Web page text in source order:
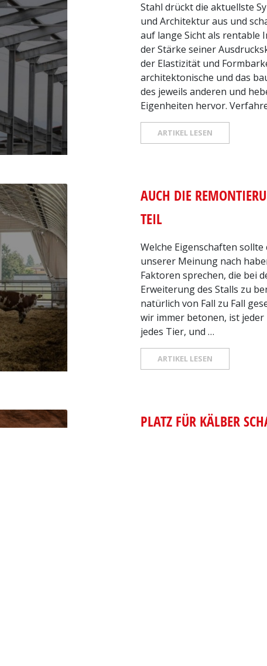
Stahl drückt die aktuellste
und Architektur aus und
auf lange Sicht als rentable
der Stärke seiner
der Elastizität und
architektonische und das
des jeweils anderen und
Eigenheiten hervor.
ARTIKEL LESEN
AUCH DIE
TEIL
Welche Eigenschaften
unserer Meinung nach
Faktoren sprechen, die bei
Erweiterung des Stalls zu
natürlich von Fall zu Fall
wir immer betonen, ist
jedes Tier, und …
ARTIKEL LESEN
PLATZ FÜR KÄLBER